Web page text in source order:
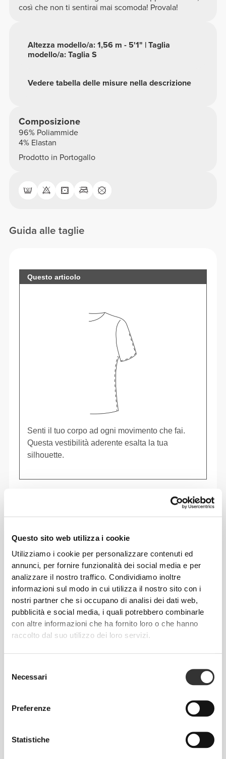
Questo sito web utilizza i cookie
Utilizziamo i cookie per personalizzare contenuti ed
annunci, per fornire funzionalità dei social media e per
analizzare il nostro traffico. Condividiamo inoltre
informazioni sul modo in cui utilizza il nostro sito con i
nostri partner che si occupano di analisi dei dati web,
pubblicità e social media, i quali potrebbero combinarle
con altre informazioni che ha fornito loro o che hanno
raccolto dal suo utilizzo dei loro servizi.
delNecessari
Preferenze
Statistiche
così che non ti sentirai mai scomoda! Provala!
Vedere tabella delle misure nella descrizione
Altezza modello/a: 1,56 m - 5'1" | Taglia
modello/a: Taglia S
Composizione
96% Poliammide
4% Elastan
Prodotto in Portogallo
Guida alle taglie
Questo articolo
Senti il tuo corpo ad ogni movimento che fai.
Questa vestibilità aderente esalta la tua
silhouette.
Muoversi comodamente e liberamente ogni